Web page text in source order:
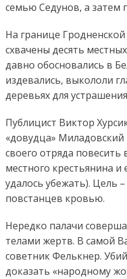
семью Седунов, а затем
На границе
схвачены десять
давно обосновались в
издевались, выкололи
деревьях для
Публицист Виктор
«довудца»
своего отряда
местного крестьянина
удалось убежать). Цель
повстанцев кровью.
Нередко палачи
телами жертв. В самой
советник Фелькнер.
доказать «народному